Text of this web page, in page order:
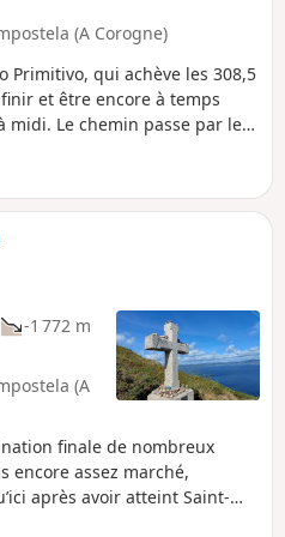
(A Corogne)
Primitivo, qui achève les 308,5
et être encore à temps
midi. Le chemin passe par le
de Saint-Jacques-
environ une heure pour
l'entrée de la cathédrale, qui
il est recommandé
plus jusqu'à Finisterre, sur
-1 772 m
(A
finale de nombreux
encore assez marché,
après avoir atteint Saint-